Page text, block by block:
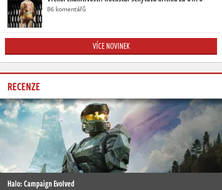
86 komentářů
VÍCE NOVINEK
RECENZE
Halo: Campaign Evolved